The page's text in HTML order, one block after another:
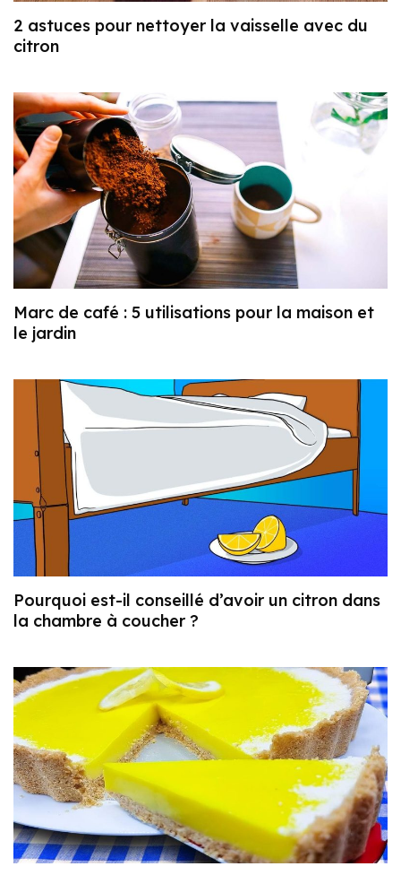
2 astuces pour nettoyer la vaisselle avec du
citron
Marc de café : 5 utilisations pour la maison et
le jardin
Pourquoi est-il conseillé d’avoir un citron dans
la chambre à coucher ?